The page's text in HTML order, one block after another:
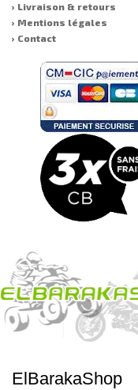
› Livraison & retours
› Mentions légales
› Contact
ElBarakaShop